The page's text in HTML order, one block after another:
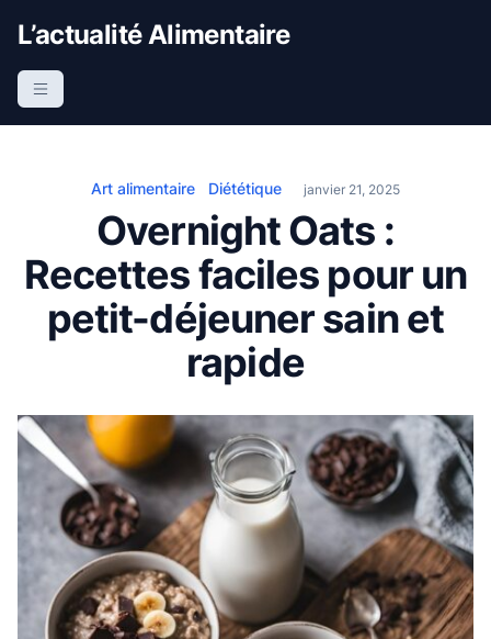
t
L’actualité Alimentaire
Art alimentaire Diététique janvier 21, 2025
Overnight Oats :
Recettes faciles pour un
petit-déjeuner sain et
rapide